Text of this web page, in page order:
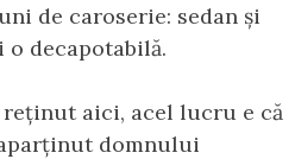
de caroserie: sedan și
o decapotabilă.
reținut aici, acel lucru e că
domnului